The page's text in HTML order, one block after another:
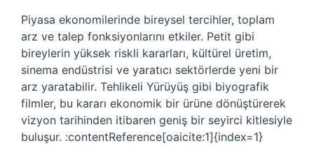
Piyasa ekonomilerinde bireysel tercihler, toplam
arz ve talep fonksiyonlarını etkiler. Petit gibi
bireylerin yüksek riskli kararları, kültürel üretim,
sinema endüstrisi ve yaratıcı sektörlerde yeni bir
arz yaratabilir. Tehlikeli Yürüyüş gibi biyografik
filmler, bu kararı ekonomik bir ürüne dönüştürerek
vizyon tarihinden itibaren geniş bir seyirci kitlesiyle
buluşur. :contentReference[oaicite:1]{index=1}